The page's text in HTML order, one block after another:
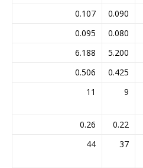
0.090
0.107
0.080
0.095
5.200
6.188
0.425
0.506
9
11
0.22
0.26
37
44